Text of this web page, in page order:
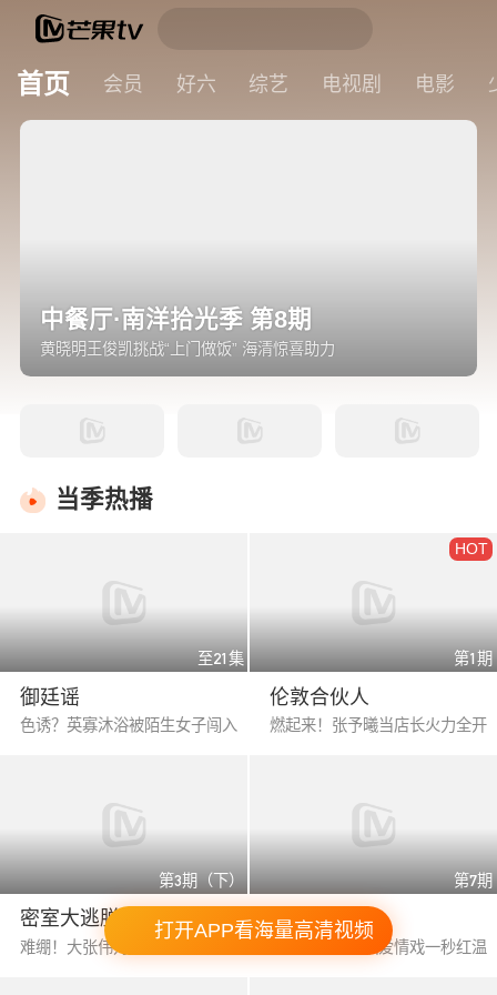
首页 会员 好六 综艺 电视剧 电影
中餐厅·南洋拾光季 第8期
黄晓明王俊凯挑战“上门做饭” 海清惊喜助力
当季热播
至21集
御廷谣
色诱？英寡沐浴被陌生女子闯入
HOT
第1期
伦敦合伙人
燃起来！张予曦当店长火力全开
第3期（下）
密室大逃脱8
难绷！大张伟对暗号脑洞无边
第7期
快乐老家
孙浩李静现场飙爱情戏一秒红温
打开APP看海量高清视频